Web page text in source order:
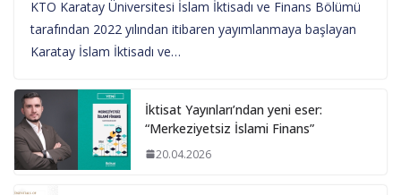
KTO Karatay Üniversitesi İslam İktisadı ve Finans Bölümü
tarafından 2022 yılından itibaren yayımlanmaya başlayan
Karatay İslam İktisadı ve…
İktisat Yayınları’ndan yeni eser:
“Merkeziyetsiz İslami Finans”
20.04.2026